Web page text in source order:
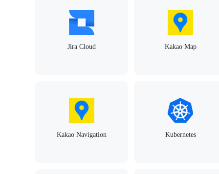
Jira Cloud Kakao Map
Kakao Navigation Kubernetes